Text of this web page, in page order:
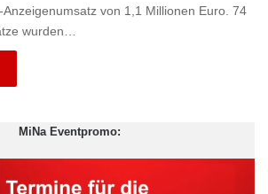
von 1,1 Millionen Euro. 74
wurden…
MiNa Eventpromo: